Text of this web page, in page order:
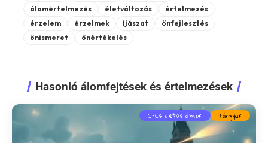
álomértelmezés
életváltozás
értelmezés
érzelem
érzelmek íjászat
önfejlesztés
önismeret
önértékelés
Hasonló álomfejtések és értelmezések
C-Cs betűs álmok Tárgyak